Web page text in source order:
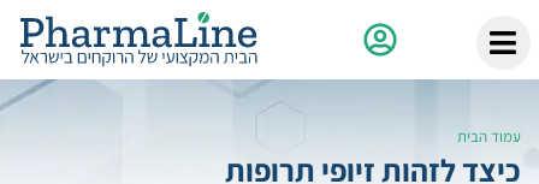
עמוד הבית
כיצד לזהות זיופי תרופות